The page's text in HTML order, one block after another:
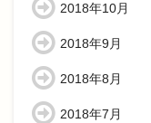
2018年10月
2018年9月
2018年8月
2018年7月